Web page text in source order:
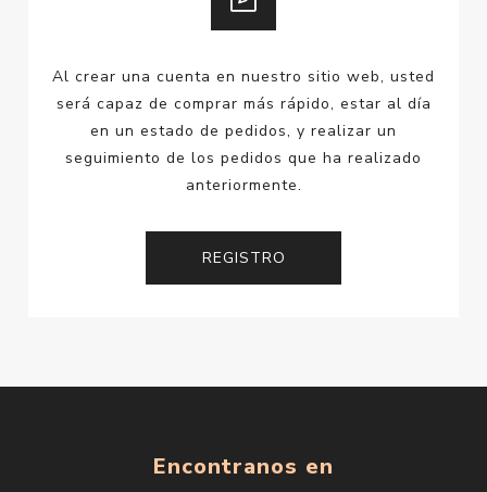
Al crear una cuenta en nuestro sitio web, usted
será capaz de comprar más rápido, estar al día
en un estado de pedidos, y realizar un
seguimiento de los pedidos que ha realizado
anteriormente.
Encontranos en